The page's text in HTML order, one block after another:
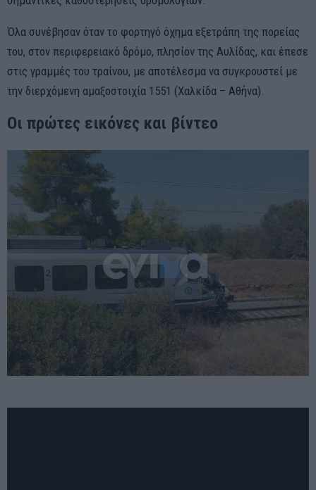
Όλα συνέβησαν όταν το φορτηγό όχημα εξετράπη της πορείας
του, στον περιφερειακό δρόμο, πλησίον της Αυλίδας, και έπεσε
στις γραμμές του τραίνου, με αποτέλεσμα να συγκρουστεί με
την διερχόμενη αμαξοστοιχία 1551 (Χαλκίδα – Αθήνα).
Οι πρώτες εικόνες και βίντεο